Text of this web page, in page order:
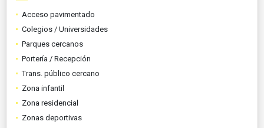
Acceso pavimentado
Colegios / Universidades
Parques cercanos
Portería / Recepción
Trans. público cercano
Zona infantil
Zona residencial
Zonas deportivas